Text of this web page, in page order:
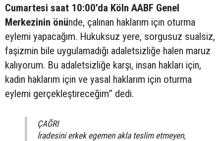
Cumartesi saat 10:00’da Köln AABF Genel
Merkezinin önünde, çalınan haklarım için oturma
eylemi yapacağım. Hukuksuz yere, sorgusuz sualsiz,
faşizmin bile uygulamadığı adaletsizliğe halen maruz
kalıyorum. Bu adaletsizliğe karşı, insan hakları için,
kadın haklarım için ve yasal haklarım için oturma
eylemi gerçekleştireceğim” dedi.
ÇAĞRI
İradesini erkek egemen akla teslim etmeyen,